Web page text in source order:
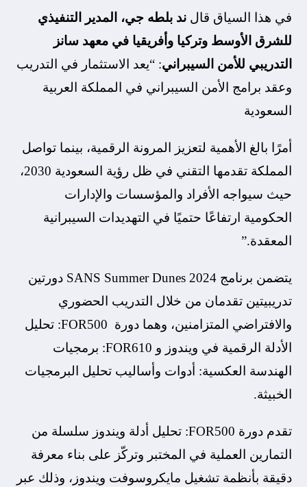
في هذا السياق قالند بلطه جي، المدير التنفيذي
للشرق الأوسط وتركيا وأفريقيا في معهد سانز
التدريبي للأمن السيبراني: “يعد الاستثمار في التدريب
وعقد برامج الأمن السيبراني في المملكة العربية
السعودية
أمرًا بالغ الأهمية لتعزيز المرونة الرقمية، بينما تواصل
المملكة تقدمها التقني في ظل رؤية السعودية 2030،
حيث سيواجه الأفراد والمؤسسات والإدارات
الحكومية ارتفاعًا حتميًا في التهديدات السيبرانية
المعقدة.”
يتضمن برنامج SANS Summer Dunes 2024 دورتين
تدريبيتين تقدمان من خلال التدريب الحضوري
والافتراضي المتزامنين، وهما دورة FOR500: تحليل
الأدلة الرقمية في ويندوز و FOR610: برمجيات
الهندسة العكسية: أدوات وأساليب تحليل البرمجيات
الخبيثة.
تقدم دورة FOR500: تحليل أدلة ويندوز سلسلة من
التمارين العملية في المختبر وتركّز على بناء معرفة
دقيقة بأنظمة تشغيل مايكروسوفت ويندوز، وذلك عبر